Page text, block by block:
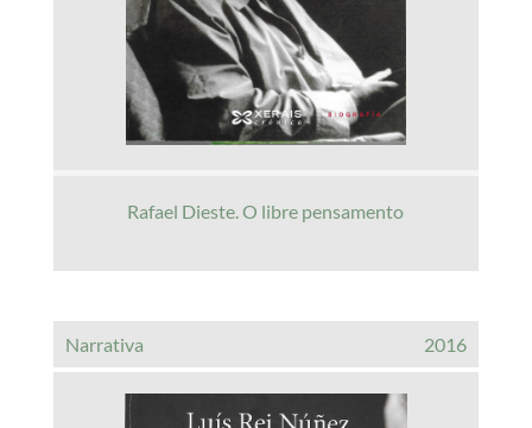
Rafael Dieste. O libre pensamento
Narrativa 2016